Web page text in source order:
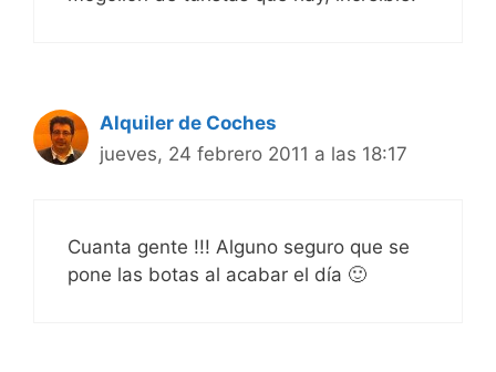
Alquiler de Coches
jueves, 24 febrero 2011 a las 18:17
Cuanta gente !!! Alguno seguro que se
pone las botas al acabar el día 🙂